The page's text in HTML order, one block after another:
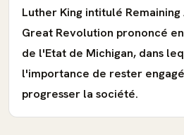
Luther King intitulé
Great Revolution prononcé
de l'Etat de Michigan, dans
l'importance de rester
progresser la société.